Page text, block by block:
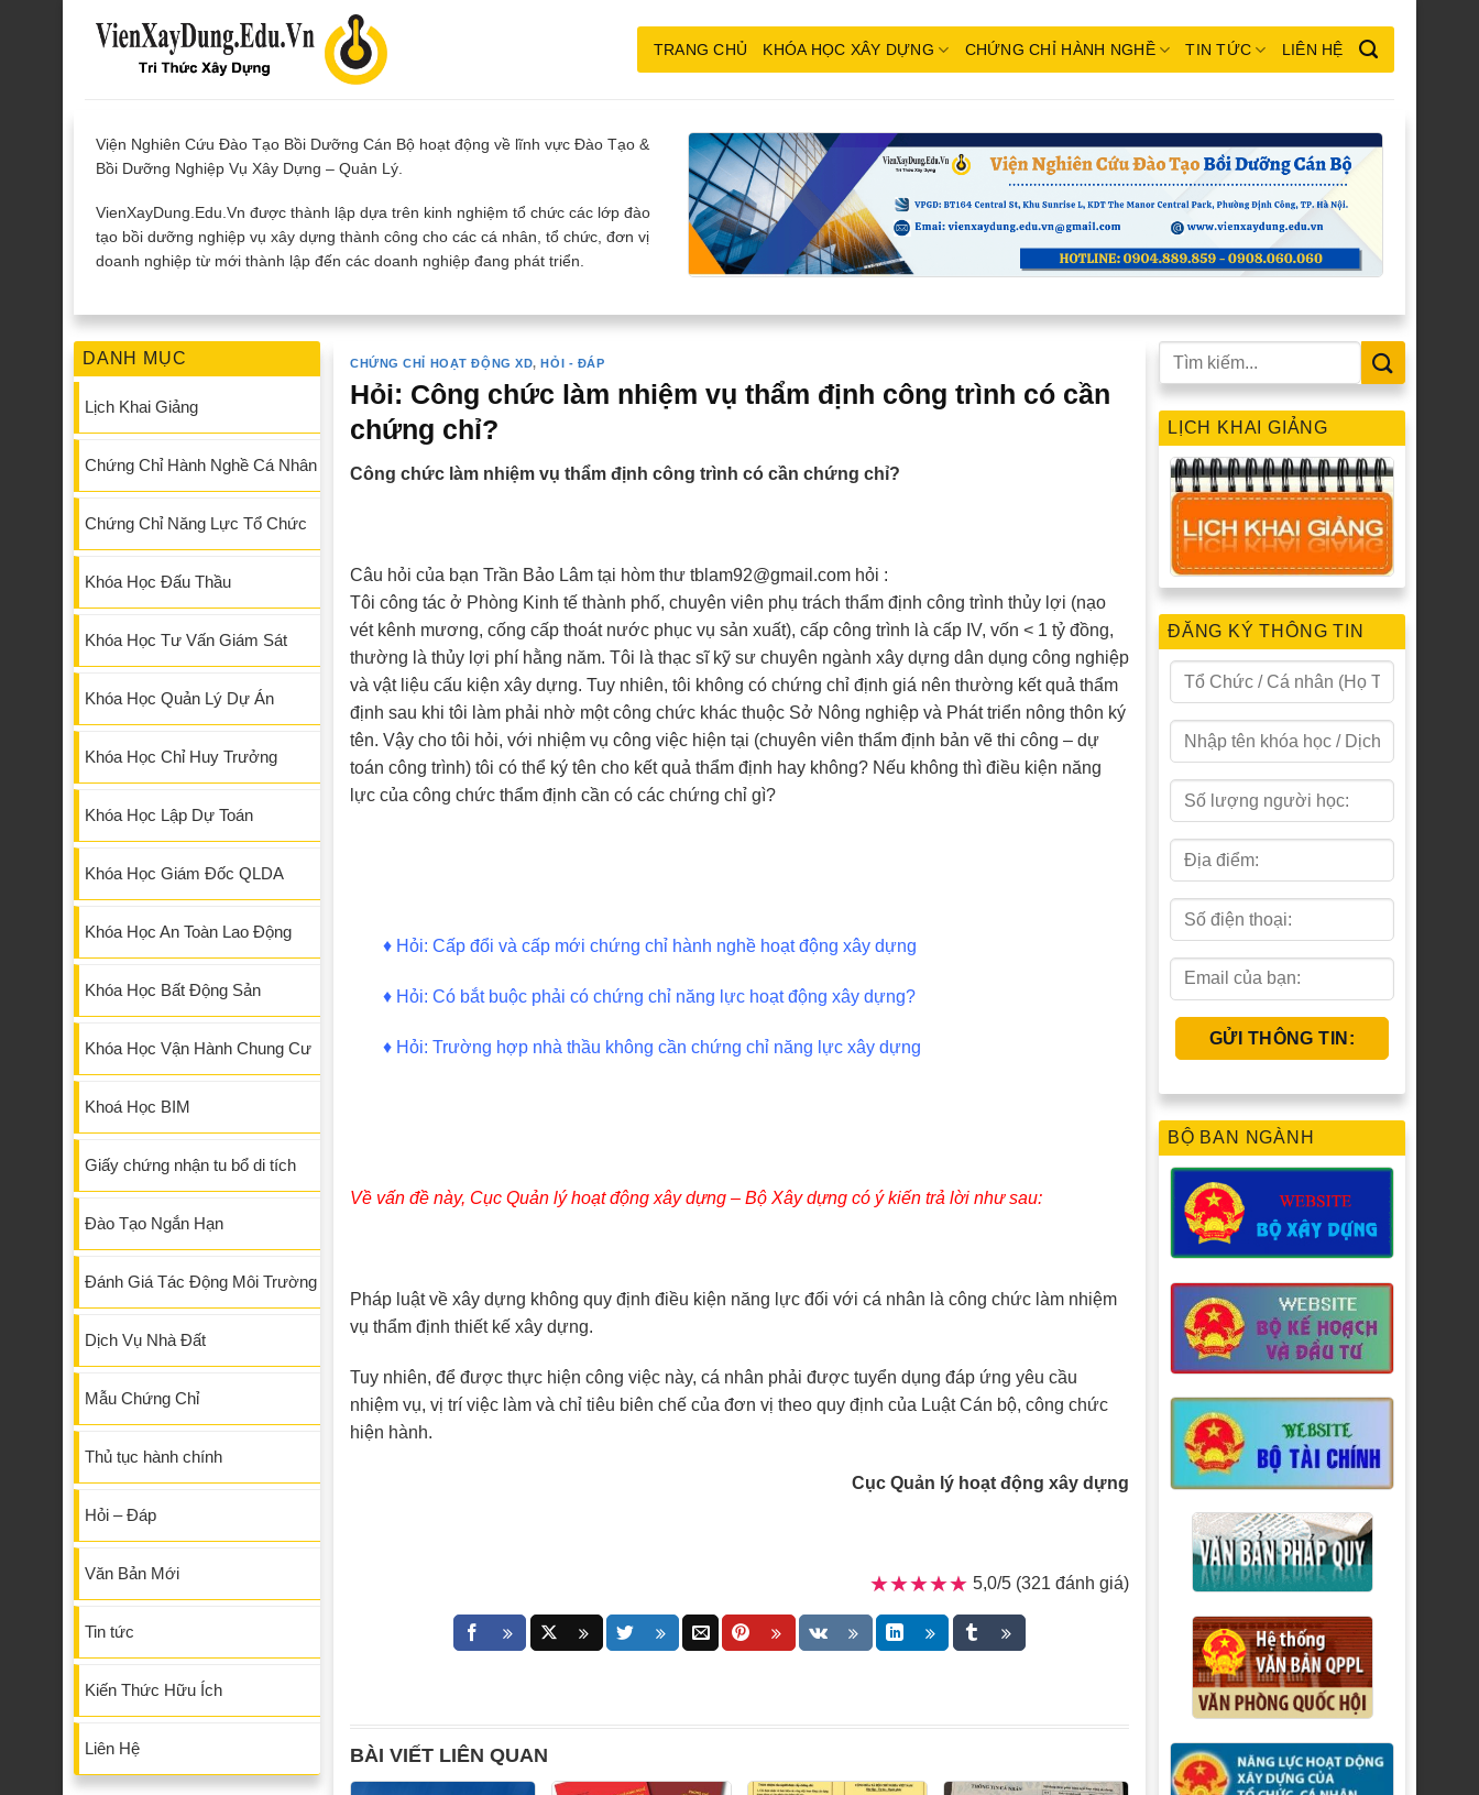
TRANG CHỦ KHÓA HỌC XÂY DỰNG CHỨNG CHỈ HÀNH NGHỀ TIN TỨC LIÊN HỆ
Viện Nghiên Cứu Đào Tạo Bồi Dưỡng Cán Bộ hoạt động về lĩnh vực Đào Tạo &
Bồi Dưỡng Nghiệp Vụ Xây Dựng – Quản Lý.
VienXayDung.Edu.Vn được thành lập dựa trên kinh nghiệm tổ chức các lớp đào
tạo bồi dưỡng nghiệp vụ xây dựng thành công cho các cá nhân, tổ chức, đơn vị
doanh nghiệp từ mới thành lập đến các doanh nghiệp đang phát triển.
DANH MỤC
Lịch Khai Giảng
Chứng Chỉ Hành Nghề Cá Nhân
Chứng Chỉ Năng Lực Tổ Chức
Khóa Học Đấu Thầu
Khóa Học Tư Vấn Giám Sát
Khóa Học Quản Lý Dự Án
Khóa Học Chỉ Huy Trưởng
Khóa Học Lập Dự Toán
Khóa Học Giám Đốc QLDA
Khóa Học An Toàn Lao Động
Khóa Học Bất Động Sản
Khóa Học Vận Hành Chung Cư
Khoá Học BIM
Giấy chứng nhận tu bổ di tích
Đào Tạo Ngắn Hạn
Đánh Giá Tác Động Môi Trường
Dịch Vụ Nhà Đất
Mẫu Chứng Chỉ
Thủ tục hành chính
Hỏi – Đáp
Văn Bản Mới
Tin tức
Kiến Thức Hữu Ích
Liên Hệ
CHỨNG CHỈ HOẠT ĐỘNG XD, HỎI - ĐÁP
Hỏi: Công chức làm nhiệm vụ thẩm định công trình có cần
chứng chỉ?
Công chức làm nhiệm vụ thẩm định công trình có cần chứng chỉ?
Câu hỏi của bạn Trần Bảo Lâm tại hòm thư tblam92@gmail.com hỏi :
Tôi công tác ở Phòng Kinh tế thành phố, chuyên viên phụ trách thẩm định công trình thủy lợi (nạo
vét kênh mương, cống cấp thoát nước phục vụ sản xuất), cấp công trình là cấp IV, vốn < 1 tỷ đồng,
thường là thủy lợi phí hằng năm. Tôi là thạc sĩ kỹ sư chuyên ngành xây dựng dân dụng công nghiệp
và vật liệu cấu kiện xây dựng. Tuy nhiên, tôi không có chứng chỉ định giá nên thường kết quả thẩm
định sau khi tôi làm phải nhờ một công chức khác thuộc Sở Nông nghiệp và Phát triển nông thôn ký
tên. Vậy cho tôi hỏi, với nhiệm vụ công việc hiện tại (chuyên viên thẩm định bản vẽ thi công – dự
toán công trình) tôi có thể ký tên cho kết quả thẩm định hay không? Nếu không thì điều kiện năng
lực của công chức thẩm định cần có các chứng chỉ gì?
♦ Hỏi: Cấp đổi và cấp mới chứng chỉ hành nghề hoạt động xây dựng
♦ Hỏi: Có bắt buộc phải có chứng chỉ năng lực hoạt động xây dựng?
♦ Hỏi: Trường hợp nhà thầu không cần chứng chỉ năng lực xây dựng
Về vấn đề này, Cục Quản lý hoạt động xây dựng – Bộ Xây dựng có ý kiến trả lời như sau:
Pháp luật về xây dựng không quy định điều kiện năng lực đối với cá nhân là công chức làm nhiệm
vụ thẩm định thiết kế xây dựng.
Tuy nhiên, để được thực hiện công việc này, cá nhân phải được tuyển dụng đáp ứng yêu cầu
nhiệm vụ, vị trí việc làm và chỉ tiêu biên chế của đơn vị theo quy định của Luật Cán bộ, công chức
hiện hành.
Cục Quản lý hoạt động xây dựng
★★★★★
★★★★★ 5,0/5 (321 đánh giá)
BÀI VIẾT LIÊN QUAN
LỊCH KHAI GIẢNG
ĐĂNG KÝ THÔNG TIN
BỘ BAN NGÀNH